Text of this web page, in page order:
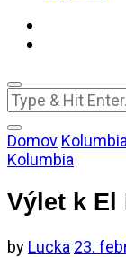
Looking
for
Something?
Domov Kolumbia
Kolumbia
Výlet k El
by Lucka 23.